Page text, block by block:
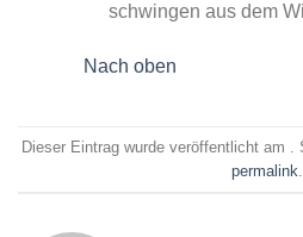
schwingen aus dem
Nach oben
Dieser Eintrag wurde veröffentlicht am
permalink